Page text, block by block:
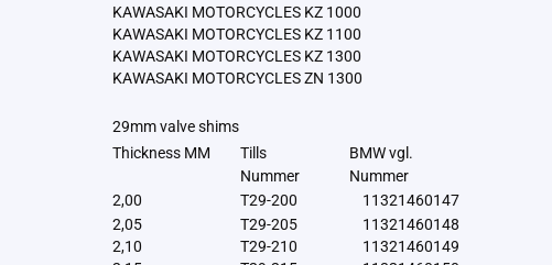
KAWASAKI MOTORCYCLES KZ 1000
KAWASAKI MOTORCYCLES KZ 1100
KAWASAKI MOTORCYCLES KZ 1300
KAWASAKI MOTORCYCLES ZN 1300
29mm valve shims
Thickness MM
Tills
BMW vgl.
Nummer
Nummer
2,00
T29-200
11321460147
2,05
T29-205
11321460148
2,10
T29-210
11321460149